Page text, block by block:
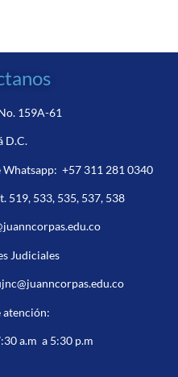
159A-61
D.C.
Whatsapp: +57 311 281 0340
519, 533, 535, 537, 538
Judiciales
a.m a 5:30 p.m